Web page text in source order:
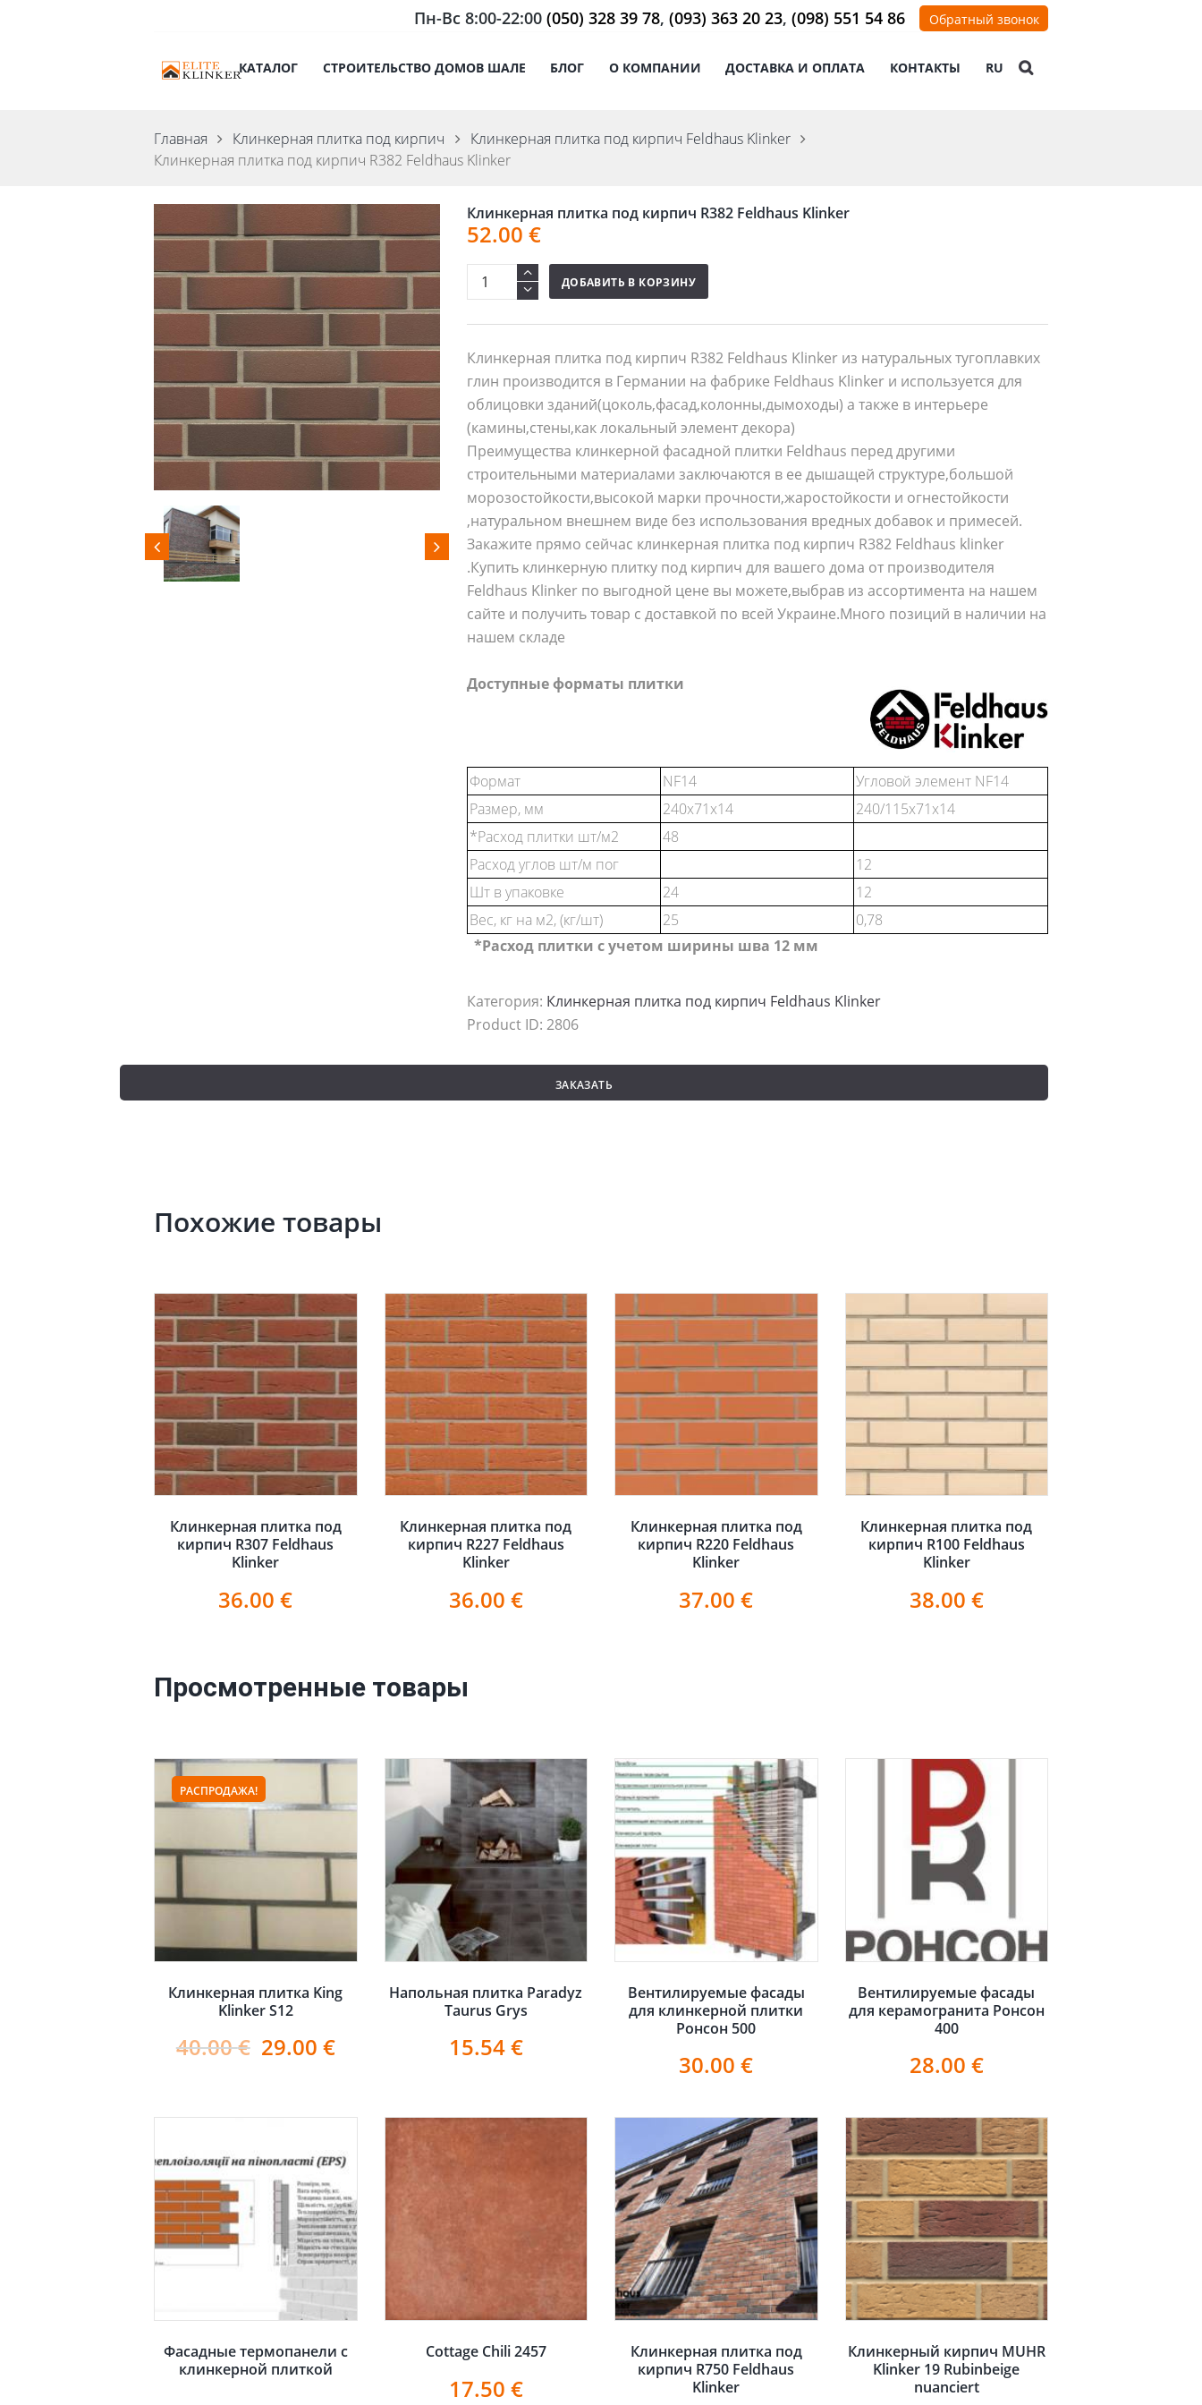
Пн-Вс 8:00-22:00 (050) 328 39 78, (093) 363 20 23, (098) 551 54 86 Обратный звонок
КАТАЛОГ СТРОИТЕЛЬСТВО ДОМОВ ШАЛЕ БЛОГ О КОМПАНИИ ДОСТАВКА И ОПЛАТА КОНТАКТЫ RU
Главная Клинкерная плитка под кирпич
Клинкерная плитка под кирпич Feldhaus Klinker
Клинкерная плитка под кирпич R382 Feldhaus Klinker
Клинкерная плитка под кирпич R382 Feldhaus Klinker
52.00 €
ДОБАВИТЬ В КОРЗИНУ
Клинкерная плитка под кирпич R382 Feldhaus Klinker из натуральных тугоплавких
глин производится в Германии на фабрике Feldhaus Klinker и используется для
облицовки зданий(цоколь,фасад,колонны,дымоходы) а также в интерьере
(камины,стены,как локальный элемент декора)
Преимущества клинкерной фасадной плитки Feldhaus перед другими
строительными материалами заключаются в ее дышащей структуре,большой
морозостойкости,высокой марки прочности,жаростойкости и огнестойкости
,натуральном внешнем виде без использования вредных добавок и примесей.
Закажите прямо сейчас клинкерная плитка под кирпич R382 Feldhaus klinker
.Купить клинкерную плитку под кирпич для вашего дома от производителя
Feldhaus Klinker по выгодной цене вы можете,выбрав из ассортимента на нашем
сайте и получить товар с доставкой по всей Украине.Много позиций в наличии на
нашем складе
Доступные форматы плитки
Формат NF14
Угловой элемент NF14
Размер, мм
240x71x14
240/115x71x14
*Расход плитки шт/м2
48
Расход углов шт/м пог
12
Шт в упаковке
24
12
Вес, кг на м2, (кг/шт)
25
0,78
*Расход плитки с учетом ширины шва 12 мм
Категория: Клинкерная плитка под кирпич Feldhaus Klinker
Product ID: 2806
ЗАКАЗАТЬ
Похожие товары
Клинкерная плитка под
кирпич R307 Feldhaus
Klinker
36.00€
Клинкерная плитка под
кирпич R227 Feldhaus
Klinker
36.00 €
Клинкерная плитка под
кирпич R220 Feldhaus
Klinker
37.00€
Клинкерная плитка под
кирпич R100 Feldhaus
Klinker
38.00 €
Просмотренные товары
РАСПРОДАЖА!
Клинкерная плитка King
Klinker S12
40.00€ 29.00 €
Напольная плитка Paradyz
Taurus Grys
15.54€
Вентилируемые фасады
для клинкерной плитки
Ронсон 500
30.00€
Вентилируемые фасады
для керамогранита Ронсон
400
28.00 €
Фасадные термопанели с
клинкерной плиткой
Cottage Chili 2457
17.50 €
Клинкерная плитка под
кирпич R750 Feldhaus
Klinker
Клинкерный кирпич MUHR
Klinker 19 Rubinbeige
nuanciert